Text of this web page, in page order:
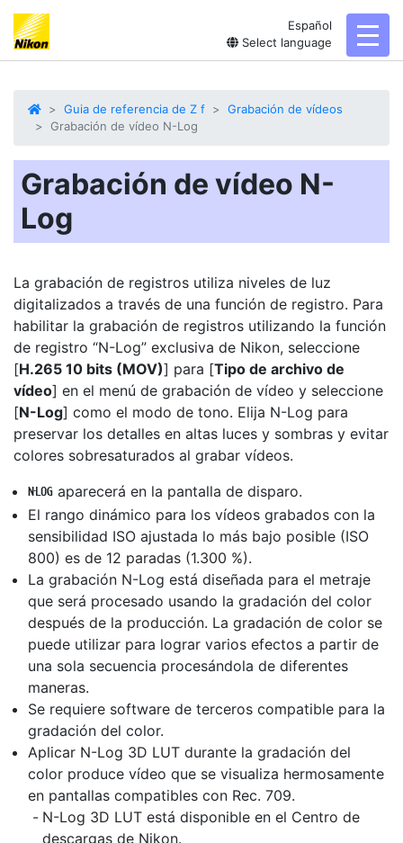
Español
Select language
Guia de referencia de Z f
Grabación de vídeos
Grabación de vídeo N-Log
Grabación de vídeo N-
Log
La grabación de registros utiliza niveles de luz
digitalizados a través de una función de registro. Para
habilitar la grabación de registros utilizando la función
de registro “N-Log” exclusiva de Nikon, seleccione
[H.265 10 bits (MOV)] para [Tipo de archivo de
vídeo] en el menú de grabación de vídeo y seleccione
[N-Log] como el modo de tono. Elija N-Log para
preservar los detalles en altas luces y sombras y evitar
colores sobresaturados al grabar vídeos.
n aparecerá en la pantalla de disparo.
El rango dinámico para los vídeos grabados con la
sensibilidad ISO ajustada lo más bajo posible (ISO
800) es de 12 paradas (1.300 %).
La grabación N-Log está diseñada para el metraje
que será procesado usando la gradación del color
después de la producción. La gradación de color se
puede utilizar para lograr varios efectos a partir de
una sola secuencia procesándola de diferentes
maneras.
Se requiere software de terceros compatible para la
gradación del color.
Aplicar N-Log 3D LUT durante la gradación del
color produce vídeo que se visualiza hermosamente
en pantallas compatibles con Rec. 709.
N-Log 3D LUT está disponible en el Centro de
descargas de Nikon.